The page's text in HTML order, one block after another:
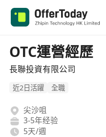
OTC運營經歷
長聯投資有限公司
近2日活躍 全職
尖沙咀
3-5年经验
5天/週